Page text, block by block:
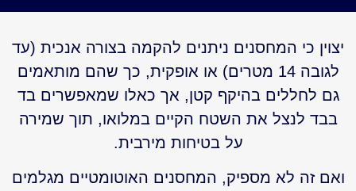
יצוין כי המחסנים ניתנים להקמה בצורה אנכית (עד
לגובה 14 מטרים) או אופקית, כך שהם מותאמים
גם לחללים בהיקף קטן, אך כאלו שמאפשרים בד
בבד לנצל את השטח הקיים במלואו, תוך שמירה
על בטיחות מירבית.
ואם זה לא מספיק, המחסנים האוטומטיים מגלמים